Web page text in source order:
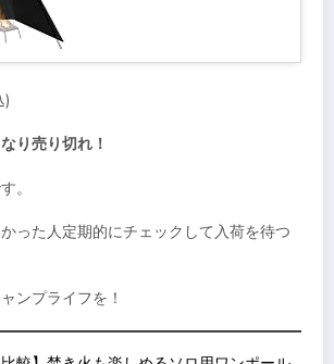
)
り売り切れ！
。
った人定期的にチェックして入荷を待つ
ンプライフを！